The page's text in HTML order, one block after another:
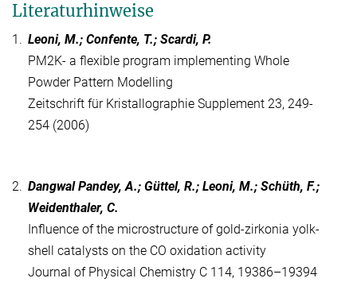
Literaturhinweise
1. Leoni, M.; Confente, T.; Scardi, P.
PM2K- a flexible program implementing Whole
Powder Pattern Modelling
Zeitschrift für Kristallographie Supplement 23, 249-
254 (2006)
2. Dangwal Pandey, A.; Güttel, R.; Leoni, M.; Schüth, F.;
Weidenthaler, C.
Influence of the microstructure of gold-zirkonia yolk-
shell catalysts on the CO oxidation activity
Journal of Physical Chemistry C 114, 19386–19394